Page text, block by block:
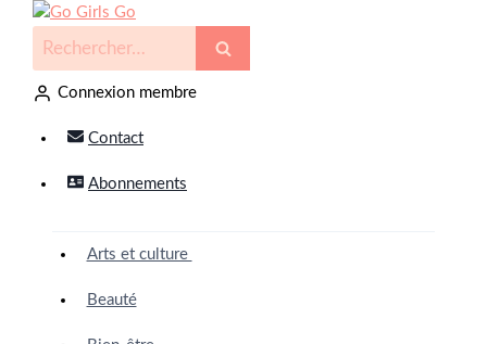
Connexion membre
Contact
Abonnements
Arts et culture
Beauté